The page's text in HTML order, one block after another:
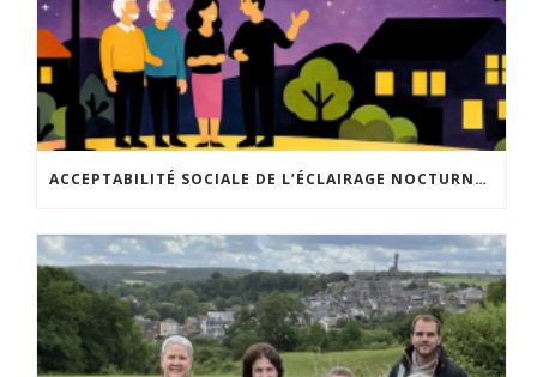
ACCEPTABILITÉ SOCIALE DE L’ÉCLAIRAGE NOCTURNE : LE REPLAY EST DISPONIBLE